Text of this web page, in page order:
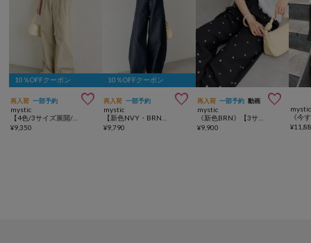
10％OFFクーポン
再入荷 一部予約 
mystic
¥9,350
10％OFFクーポン
再入荷 一部予約 
mystic
¥9,790
再入荷 一部予約 動画 
mystic
《新色BRN》【3サイズ展開/セットアップ対応】ビージーフラワースラックス
¥9,900
mystic
¥